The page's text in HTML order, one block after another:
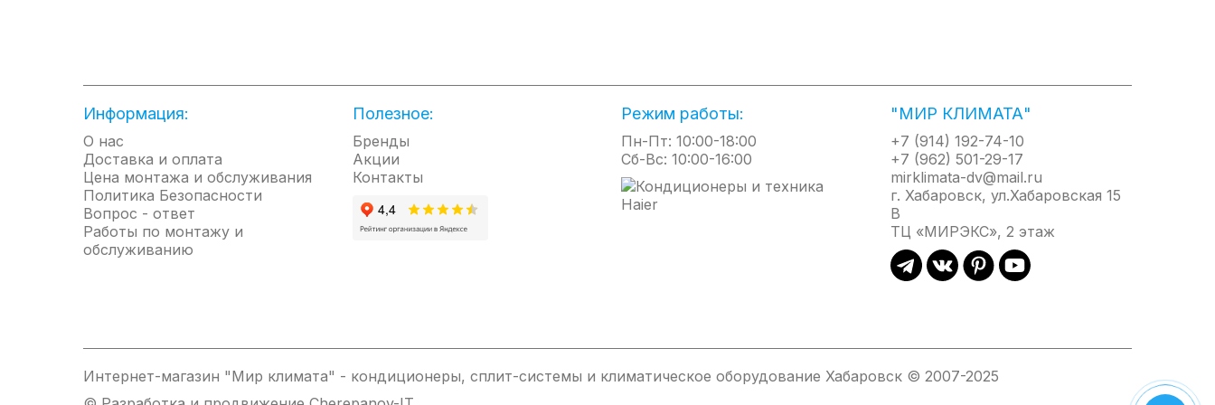
Прибор обладает мощностью 3.3 кВт, что достаточно для мгновенного нагрева воды и комфортного использования.
Информация:
О нас
Доставка и оплата
Цена монтажа и обслуживания
Политика Безопасности
Вопрос - ответ
Работы по монтажу и
обслуживанию
Полезное:
Бренды
Акции
Контакты
Режим работы:
Пн-Пт: 10:00-18:00
Сб-Вс: 10:00-16:00
"МИР КЛИМАТА"
+7 (914) 192-74-10
+7 (962) 501-29-17
mirklimata-dv@mail.ru
г. Хабаровск, ул.Хабаровская 15
В
ТЦ «МИРЭКС», 2 этаж
Интернет-магазин "Мир климата" - кондиционеры, сплит-системы и климатическое оборудование Хабаровск © 2007-2025